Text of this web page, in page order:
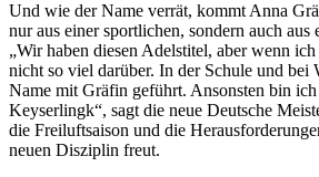
Und wie der Name verrät, kommt Anna
nur aus einer sportlichen, sondern auch aus
„Wir haben diesen Adelstitel, aber wenn
nicht so viel darüber. In der Schule und bei
Name mit Gräfin geführt. Ansonsten bin
Keyserlingk“, sagt die neue Deutsche
die Freiluftsaison und die
neuen Disziplin freut.